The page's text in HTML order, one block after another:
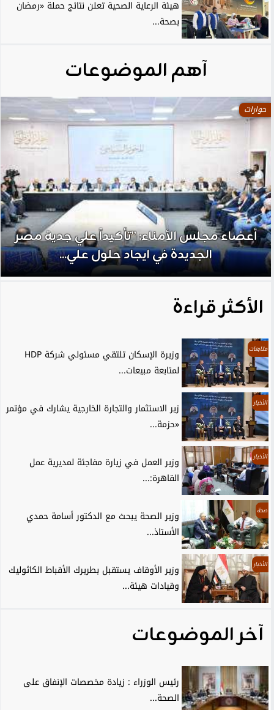
هيئة الرعاية الصحية تعلن نتائج حملة «رمضان
بصحة...
آهم الموضوعات
حوارات
أعضاء مجلس الأمناء: ”تأكيداً علي جدية مصر
الجديدة في ايجاد حلول علي...
الأكثر قراءة
متابعات
وزيرة الإسكان تلتقي مسئولي شركة HDP
لمتابعة مبيعات...
الأخبار
زير الاستثمار والتجارة الخارجية يشارك في مؤتمر
«حزمة...
الأخبار
وزير العمل في زيارة مفاجئة لمديرية عمل
القاهرة:...
صحة
وزير الصحة يبحث مع الدكتور أسامة حمدي
الأستاذ...
الأخبار
وزير الأوقاف يستقبل بطريرك الأقباط الكاثوليك
وقيادات هيئة...
آخر الموضوعات
رئيس الوزراء : زيادة مخصصات الإنفاق على
الصحة...